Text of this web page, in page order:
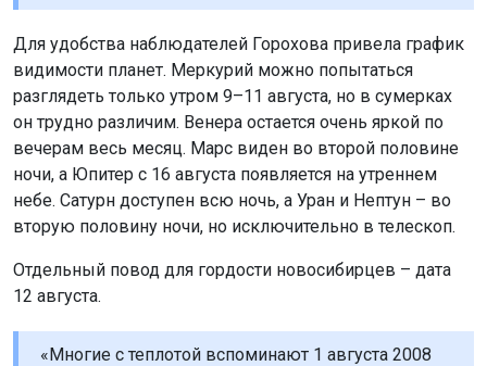
Для удобства наблюдателей Горохова привела график
видимости планет. Меркурий можно попытаться
разглядеть только утром 9–11 августа, но в сумерках
он трудно различим. Венера остается очень яркой по
вечерам весь месяц. Марс виден во второй половине
ночи, а Юпитер с 16 августа появляется на утреннем
небе. Сатурн доступен всю ночь, а Уран и Нептун – во
вторую половину ночи, но исключительно в телескоп.
Отдельный повод для гордости новосибирцев – дата
12 августа.
«Многие с теплотой вспоминают 1 августа 2008